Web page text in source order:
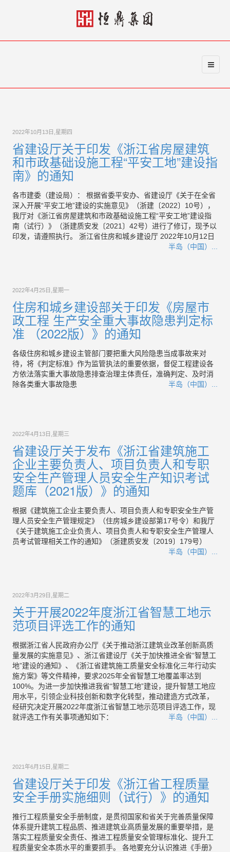
2022年10月13日,星期四
省建设厅关于印发《浙江省房屋建筑
和市政基础设施工程“平安工地”建设指
南》的通知
各市建委（建设局）： 根据省委平安办、省建设厅《关于在全省
深入开展“平安工地”建设的实施意见》（浙建〔2022〕10号），
我厅对《浙江省房屋建筑和市政基础设施工程“平安工地”建设指
南（试行）》（浙建质安发〔2021〕42号）进行了修订，现予以
印发，请遵照执行。 浙江省住房和城乡建设厅 2022年10月12日
半岛（中国）...
2022年4月25日,星期一
住房和城乡建设部关于印发《房屋市
政工程 生产安全重大事故隐患判定标
准 （2022版）》的通知
各级住房和城乡建设主管部门要把重大风险隐患当成事故来对
待，将《判定标准》作为监管执法的重要依据，督促工程建设各
方依法落实重大事故隐患排查治理主体责任，准确判定、及时消
除各类重大事故隐患
半岛（中国）...
2022年4月13日,星期三
省建设厅关于发布《浙江省建筑施工
企业主要负责人、项目负责人和专职
安全生产管理人员安全生产知识考试
题库（2021版）》的通知
根据《建筑施工企业主要负责人、项目负责人和专职安全生产管
理人员安全生产管理规定》（住房城乡建设部第17号令）和我厅
《关于建筑施工企业负责人、项目负责人和专职安全生产管理人
员考试管理相关工作的通知》（浙建质安发〔2019〕179号）
半岛（中国）...
2022年3月29日,星期二
关于开展2022年度浙江省智慧工地示
范项目评选工作的通知
根据浙江省人民政府办公厅《关于推动浙江建筑业改革创新高质
量发展的实施意见》、浙江省建设厅《关于加快推进全省“智慧工
地”建设的通知》、《浙江省建筑施工质量安全标准化三年行动实
施方案》等文件精神，要求2025年全省智慧工地覆盖率达到
100%。为进一步加快推进我省“智慧工地”建设，提升智慧工地应
用水平，引领企业科技创新和数字化转型，推动建造方式改革，
经研究决定开展2022年度浙江省智慧工地示范项目评选工作，现
就评选工作有关事项通知如下：
半岛（中国）...
2021年6月15日,星期二
省建设厅关于印发《浙江省工程质量
安全手册实施细则（试行）》的通知
推行工程质量安全手册制度，是贯彻国家和省关于完善质量保障
体系提升建筑工程品质、推进建筑业高质量发展的重要举措，是
落实工程质量安全责任、推进工程质量安全管理标准化、提升工
程质量安全本质水平的重要抓手。 各地要充分认识推进《手册》